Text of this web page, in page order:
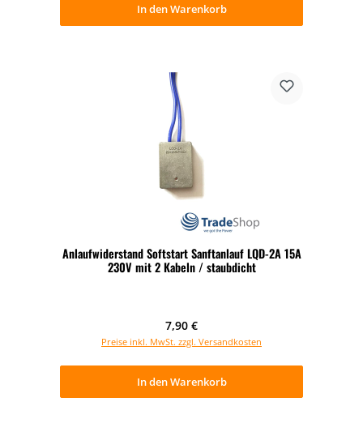
In den Warenkorb
Anlaufwiderstand Softstart Sanftanlauf LQD-2A 15A
230V mit 2 Kabeln / staubdicht
Regulärer Preis:
7,90 €
Preise inkl. MwSt. zzgl. Versandkosten
In den Warenkorb